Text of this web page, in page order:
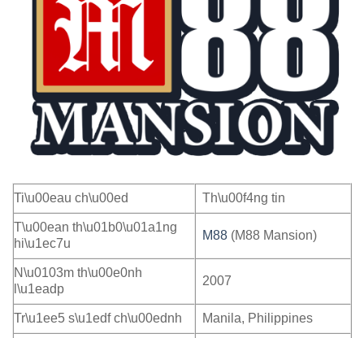
Ti\u00eau ch\u00ed Th\u00f4ng tin
T\u00ean th\u01b0\u01a1ng
hi\u1ec7u
M88(M88 Mansion)
N\u0103m th\u00e0nh
l\u1eadp
2007
Tr\u1ee5 s\u1edf ch\u00ednh Manila, Philippines